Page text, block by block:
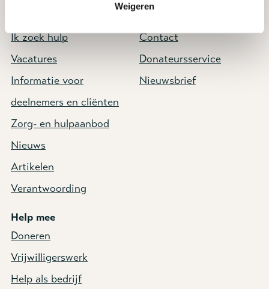
Weigeren
Ik zoek hulp
Vacatures
Informatie voor
deelnemers en cliënten
Zorg- en hulpaanbod
Nieuws
Artikelen
Verantwoording
Contact
Donateursservice
Nieuwsbrief
Help mee
Doneren
Vrijwilligerswerk
Help als bedrijf